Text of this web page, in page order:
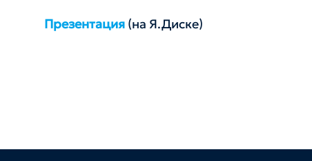
Презентация (на Я.Диске)